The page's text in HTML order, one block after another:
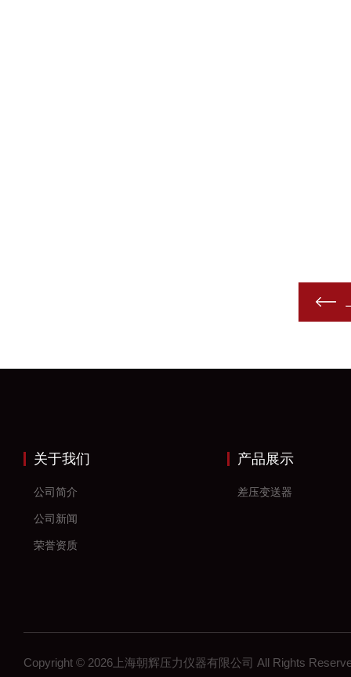
关于我们
公司简介
公司新闻
荣誉资质
产品展示
差压变送器
Copyright © 2026上海朝辉压力仪器有限公司 All Rights